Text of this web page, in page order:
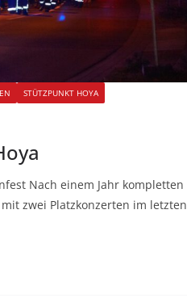
STÜTZPUNKT HOYA
Nach einem Jahr kompletten
zwei Platzkonzerten im letzten